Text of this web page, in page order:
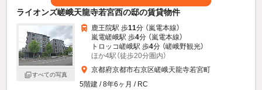
ライオンズ嵯峨天龍寺若宮西の邸の賃貸物件
すべての写真
鹿王院駅 歩11分 （嵐電本線）
嵐電嵯峨駅 歩4分 （嵐電本線）
トロッコ嵯峨駅 歩4分 （嵯峨野観光）
ほか4駅（徒歩20分圏内）
京都府京都市右京区嵯峨天龍寺若宮町
5階建 / 8年6ヶ月 / RC